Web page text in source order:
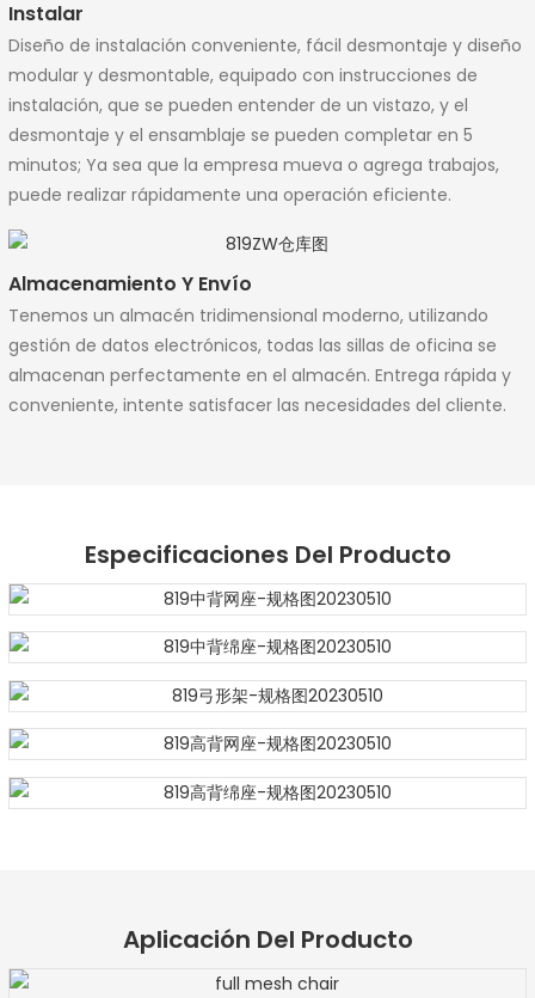
Instalar
Diseño de instalación conveniente, fácil desmontaje y diseño
modular y desmontable, equipado con instrucciones de
instalación, que se pueden entender de un vistazo, y el
desmontaje y el ensamblaje se pueden completar en 5
minutos; Ya sea que la empresa mueva o agrega trabajos,
puede realizar rápidamente una operación eficiente.
Almacenamiento Y Envío
Tenemos un almacén tridimensional moderno, utilizando
gestión de datos electrónicos, todas las sillas de oficina se
almacenan perfectamente en el almacén. Entrega rápida y
conveniente, intente satisfacer las necesidades del cliente.
Especificaciones Del Producto
Aplicación Del Producto